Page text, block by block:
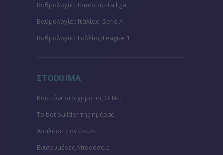
Βαθμολογίες Ισπανίας- La liga
Βαθμολογίες Ιταλίας- Serie A
Βαθμολογίες Γαλλίας-League 1
ΣΤΟΙΧΗΜΑ
Κουπόνι στοιχήματος ΟΠΑΠ
To bet builder της ημέρας
Αναλύσεις αγώνων
Ενισχυμένες Αποδόσεις